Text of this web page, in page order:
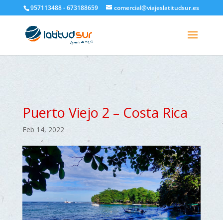
google-site-verification=H6A6AFFbXLQPnewL7da5KWjTFeKytP3gbsCfUlQl-
3k
957113488 - 673188659 comercial@viajeslatitudsur.es
Puerto Viejo 2 – Costa Rica
Feb 14, 2022